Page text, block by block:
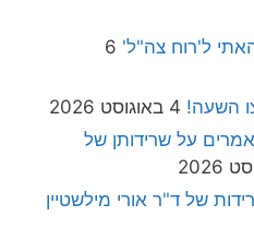
ל'רוח צה"ל' 6
השעה! 4 באוגוסט 2026
על שרידותן של
של ד"ר אורי מילשטיין